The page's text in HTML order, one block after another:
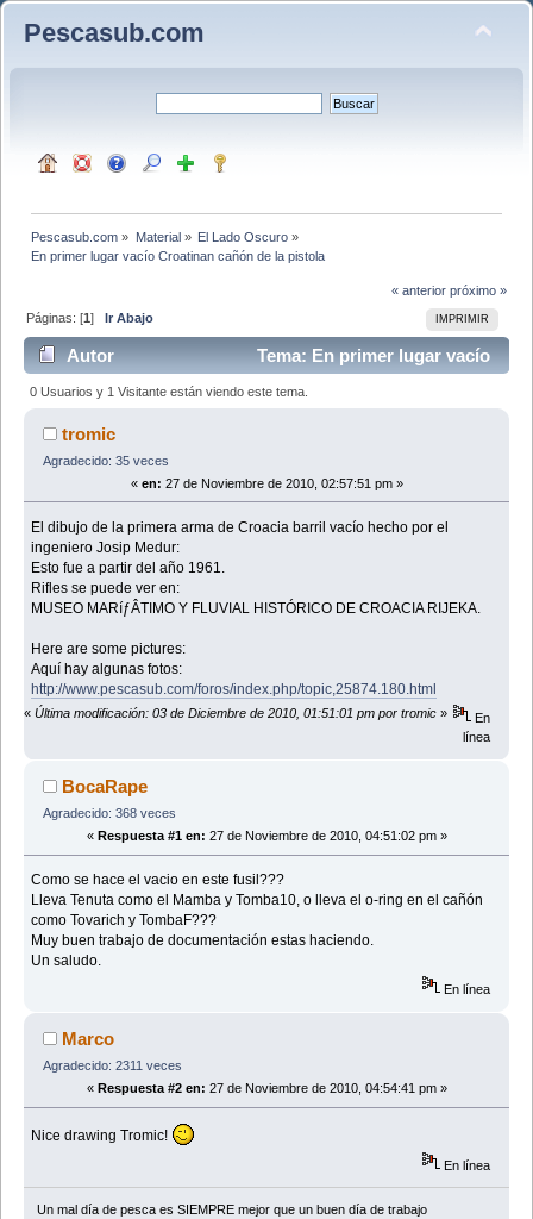
Pescasub.com
Pescasub.com » Material» El Lado Oscuro»
En primer lugar vacío Croatinan cañón de la pistola
« anterior próximo »
IMPRIMIR
Páginas: [1]Ir Abajo
Autor
Tema: En primer lugar vacío
Croatinan cañón de la pistola (Leído 9945 veces)
0 Usuarios y 1 Visitante están viendo este tema.
tromic
Agradecido: 35 veces
« en: 27 de Noviembre de 2010, 02:57:51 pm »
El dibujo de la primera arma de Croacia barril vacío hecho por el
ingeniero Josip Medur:
Esto fue a partir del año 1961.
Rifles se puede ver en:
MUSEO MARíƒÂTIMO Y FLUVIAL HISTÓRICO DE CROACIA RIJEKA.
Here are some pictures:
Aquí hay algunas fotos:
http://www.pescasub.com/foros/index.php/topic,25874.180.html
« Última modificación: 03 de Diciembre de 2010, 01:51:01 pm por tromic »
En
línea
BocaRape
Agradecido: 368 veces
« Respuesta #1 en: 27 de Noviembre de 2010, 04:51:02 pm »
Como se hace el vacio en este fusil???
Lleva Tenuta como el Mamba y Tomba10, o lleva el o-ring en el cañón
como Tovarich y TombaF???
Muy buen trabajo de documentación estas haciendo.
Un saludo.
En línea
Marco
Agradecido: 2311 veces
« Respuesta #2 en: 27 de Noviembre de 2010, 04:54:41 pm »
Nice drawing Tromic!
En línea
Un mal día de pesca es SIEMPRE mejor que un buen dí­a de trabajo